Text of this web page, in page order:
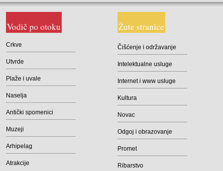
Vodič po otoku
Crkve
Utvrde
Plaže i uvale
Naselja
Antički spomenici
Muzeji
Arhipelag
Atrakcije
Žute stranice
Čišćenje i održavanje
Intelektualne usluge
Internet i www usluge
Kultura
Novac
Odgoj i obrazovanje
Promet
Ribarstvo